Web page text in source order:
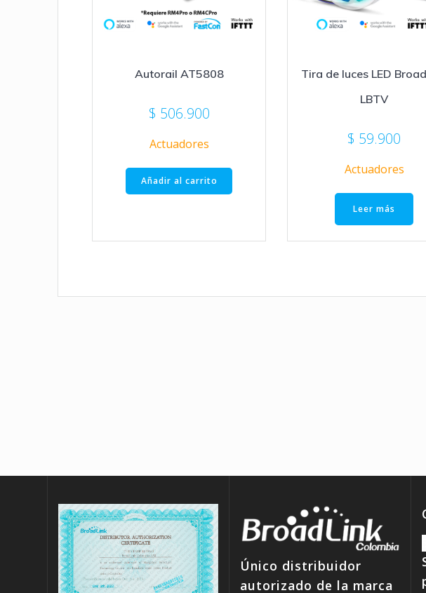
Autorail AT5808
$ 506.900
Actuadores
Añadir al carrito
Tira de luces LED
LBTV
$ 59.900
Actuadores
Leer más
Único distribuidor
autorizado de la marca